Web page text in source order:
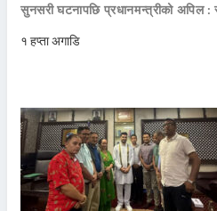
सुनसरी घटनापछि प्रधानमन्त्रीको अपिल :
१ हप्ता अगाडि